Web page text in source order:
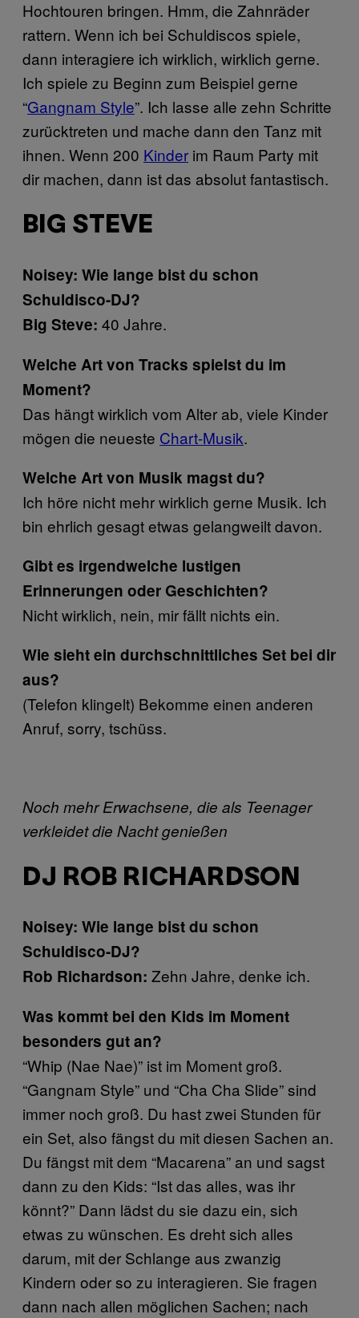
Hochtouren bringen. Hmm, die Zahnräder
rattern. Wenn ich bei Schuldiscos spiele,
dann interagiere ich wirklich, wirklich gerne.
Ich spiele zu Beginn zum Beispiel gerne
“Gangnam Style​”. Ich lasse alle zehn Schritte
zurücktreten und mache dann den Tanz mit
ihnen. Wenn 200 Kinder ​ im Raum Party mit
dir machen, dann ist das absolut fantastisch.
BIG STEVE
Noisey: Wie lange bist du schon
Schuldisco-DJ?
Big Steve: 40 Jahre.
Welche Art von Tracks spielst du im
Moment?
Das hängt wirklich vom Alter ab, viele Kinder
mögen die neueste Chart-Musik​.
Welche Art von Musik magst du?
Ich höre nicht mehr wirklich gerne Musik. Ich
bin ehrlich gesagt etwas gelangweilt davon.
Gibt es irgendwelche lustigen
Erinnerungen oder Geschichten?
Nicht wirklich, nein, mir fällt nichts ein.
Wie sieht ein durchschnittliches Set bei dir
aus?
(Telefon klingelt) Bekomme einen anderen
Anruf, sorry, tschüss.
Noch mehr Erwachsene, die als Teenager
verkleidet die Nacht genießen​
DJ ROB RICHARDSON
Noisey: Wie lange bist du schon
Schuldisco-DJ?
Rob Richardson: Zehn Jahre, denke ich.
Was kommt bei den Kids im Moment
besonders gut an?
“Whip (Nae Nae)” ist im Moment groß.
“Gangnam Style” und “Cha Cha Slide” sind
immer noch groß. Du hast zwei Stunden für
ein Set, also fängst du mit diesen Sachen an.
Du fängst mit dem “Macarena” an und sagst
dann zu den Kids: “Ist das alles, was ihr
könnt?” Dann lädst du sie dazu ein, sich
etwas zu wünschen. Es dreht sich alles
darum, mit der Schlange aus zwanzig
Kindern oder so zu interagieren. Sie fragen
dann nach allen möglichen Sachen; nach